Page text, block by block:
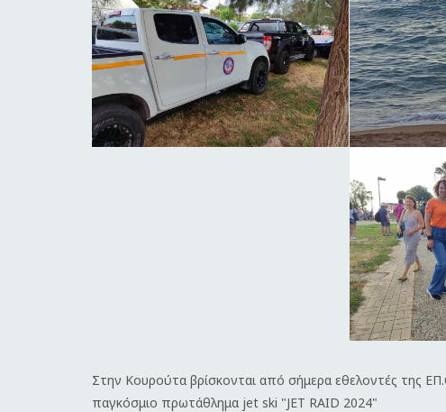
Στην Κουρούτα βρίσκονται από σήμερα εθελοντές της
παγκόσμιο πρωτάθλημα jet ski "JET RAID 2024"